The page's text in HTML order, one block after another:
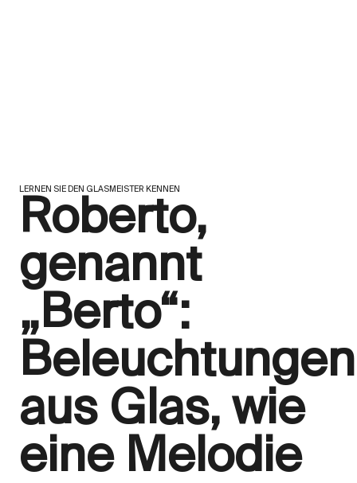
LERNEN SIE DEN GLASMEISTER KENNEN
Roberto,
genannt
„Berto“:
Beleuchtungen
aus Glas, wie
eine Melodie